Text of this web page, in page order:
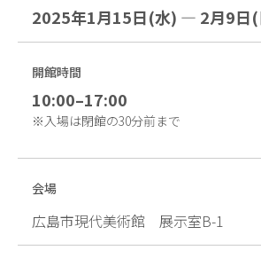
2025年1月15日(水) — 2月9日
開館時間
10:00–17:00
※入場は閉館の30分前まで
会場
広島市現代美術館 展示室B-1